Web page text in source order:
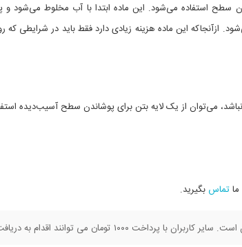
این ماده هزینه زیادی دارد فقط باید در شرایطی که
می‌توان از یک لایه بتن برای پوشاندن سطح آسیب‌دیده
تماس بگیرید.